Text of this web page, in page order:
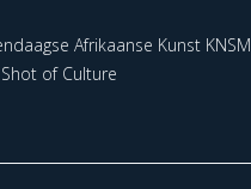
Afrikaanse Kunst KNSM
of Culture